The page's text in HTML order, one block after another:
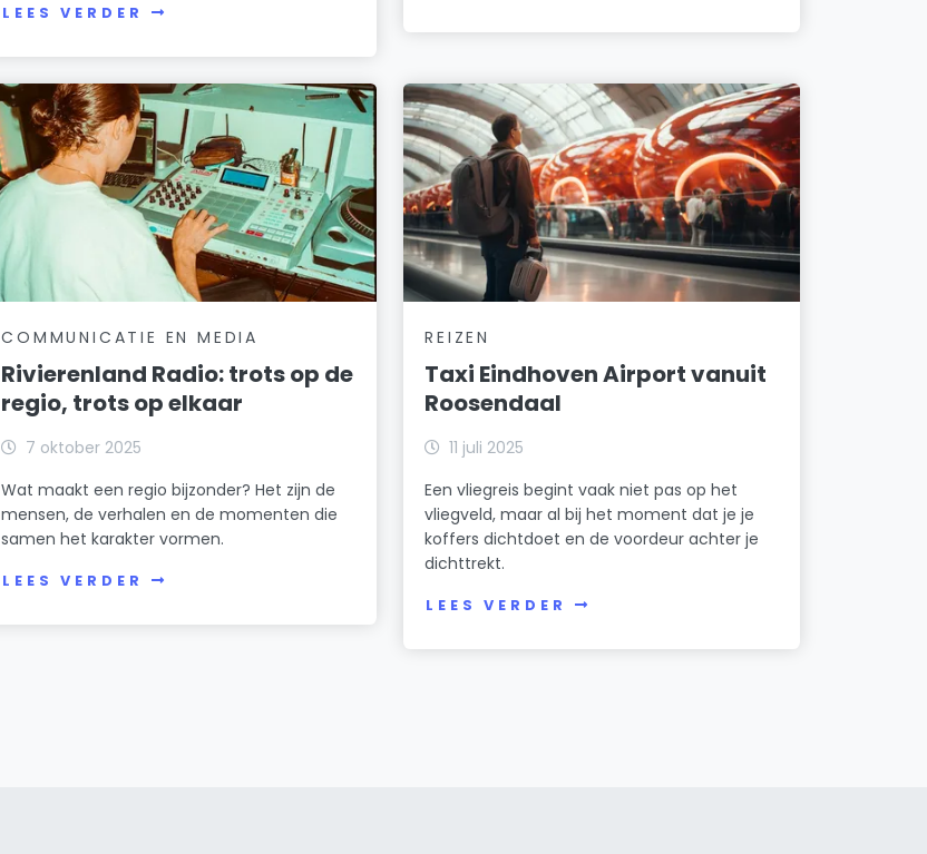
LEES VERDER
COMMUNICATIE EN MEDIA
Rivierenland Radio: trots op de
regio, trots op elkaar
7 oktober 2025
Wat maakt een regio bijzonder? Het zijn de
mensen, de verhalen en de momenten die
samen het karakter vormen.
LEES VERDER
REIZEN
Taxi Eindhoven Airport vanuit
Roosendaal
11 juli 2025
Een vliegreis begint vaak niet pas op het
vliegveld, maar al bij het moment dat je je
koffers dichtdoet en de voordeur achter je
dichttrekt.
LEES VERDER